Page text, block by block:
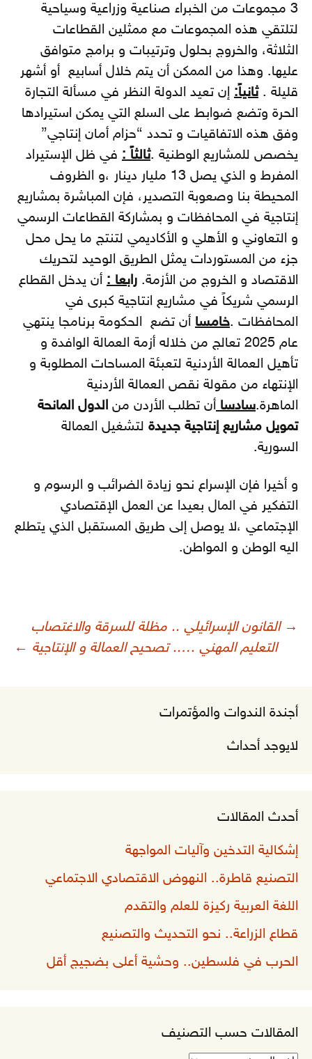
3 مجموعات من الخبراء صناعية وزراعية وسياحية
لتلتقي هذه المجموعات مع ممثلين القطاعات
الثلاثة، والخروج بحلول وترتيبات و برامج متوافق
عليها. وهذا من الممكن أن يتم خلال أسابيع أو أشهر
قليلة .ثانياً: إن تعيد الدولة النظر في مسألة التجارة
الحرة وتضع ضوابط على السلع التي يمكن استيرادها
وفق هذه الاتفاقيات و تحدد “حزام أمان إنتاجي”
يخصص للمشاريع الوطنية .ثالثاً : في ظل الإستيراد
المفرط و الذي يصل 13 مليار دينار ،و الظروف
المحيطة بنا وصعوبة التصدير، فإن المباشرة بمشاريع
إنتاجية في المحافظات و بمشاركة القطاعات الرسمي
و التعاوني و الأهلي و الأكاديمي لتنتج ما يحل محل
جزء من المستوردات يمثل الطريق الوحيد لتحريك
الاقتصاد و الخروج من الأزمة. رابعا : أن يدخل القطاع
الرسمي شريكاً في مشاريع انتاجية كبرى في
المحافظات .خامسا أن تضع الحكومة برنامجا ينتهي
عام 2025 تعالج من خلاله أزمة العمالة الوافدة و
تأهيل العمالة الأردنية لتعبئة المساحات المطلوبة و
الإنتهاء من مقولة نقص العمالة الأردنية
الماهرة.سادساأن تطلب الأردن من الدول المانحة
تمويل مشاريع إنتاجية جديدة لتشغيل العمالة
السورية.
و أخيرا فإن الإسراع نحو زيادة الضرائب و الرسوم و
التفكير في المال بعيدا عن العمل الإقتصادي
الإجتماعي ،لا يوصل إلى طريق المستقبل الذي يتطلع
اليه الوطن و المواطن.
تصفّح
المقالات
→ ‎القانون الإسرائيلي .. مظلة للسرقة والاغتصاب
التعليم المهني ….. تصحيح العمالة و الإنتاجية ←
أجندة الندوات والمؤتمرات
لايوجد أحداث
أحدث المقالات
إشكالية التدخين وآليات المواجهة
التصنيع قاطرة.. النهوض الاقتصادي الاجتماعي
اللغة العربية ركيزة للعلم والتقدم
قطاع الزراعة.. نحو التحديث والتصنيع
الحرب في فلسطين.. وحشية أعلى بضجيج أقل
المقالات حسب التصنيف